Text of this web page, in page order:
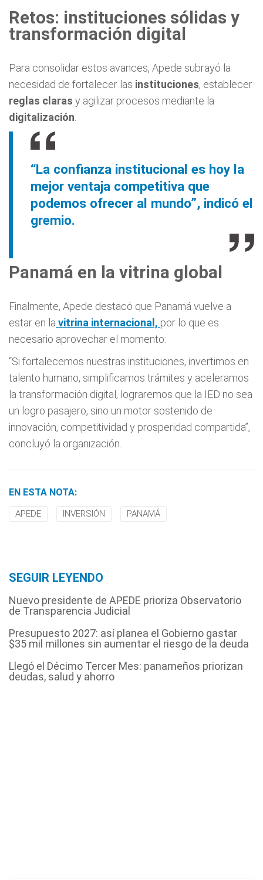
Retos: instituciones sólidas y
transformación digital
Para consolidar estos avances, Apede subrayó la
necesidad de fortalecer las instituciones, establecer
reglas claras y agilizar procesos mediante la
digitalización
“La confianza institucional es hoy la
mejor ventaja competitiva que
podemos ofrecer al mundo”, indicó el
gremio.
Panamá en la vitrina global
Finalmente, Apede destacó que Panamá vuelve a
estar en la vitrina internacional, por lo que es
necesario aprovechar el momento:
“Si fortalecemos nuestras instituciones, invertimos en
talento humano, simplificamos trámites y aceleramos
la transformación digital, lograremos que la IED no sea
un logro pasajero, sino un motor sostenido de
innovación, competitividad y prosperidad compartida”,
concluyó la organización.
EN ESTA NOTA:
APEDE INVERSIÓN PANAMÁ
SEGUIR LEYENDO
Nuevo presidente de APEDE prioriza Observatorio
de Transparencia Judicial
Presupuesto 2027: así planea el Gobierno gastar
$35 mil millones sin aumentar el riesgo de la deuda
Llegó el Décimo Tercer Mes: panameños priorizan
deudas, salud y ahorro